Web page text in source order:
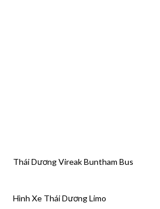
Thái Dương Vireak Buntham Bus
Hình Xe Thái Dương Limo